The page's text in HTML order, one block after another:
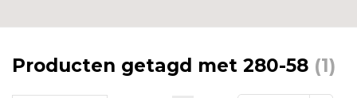
Producten getagd met 280-58 (1)